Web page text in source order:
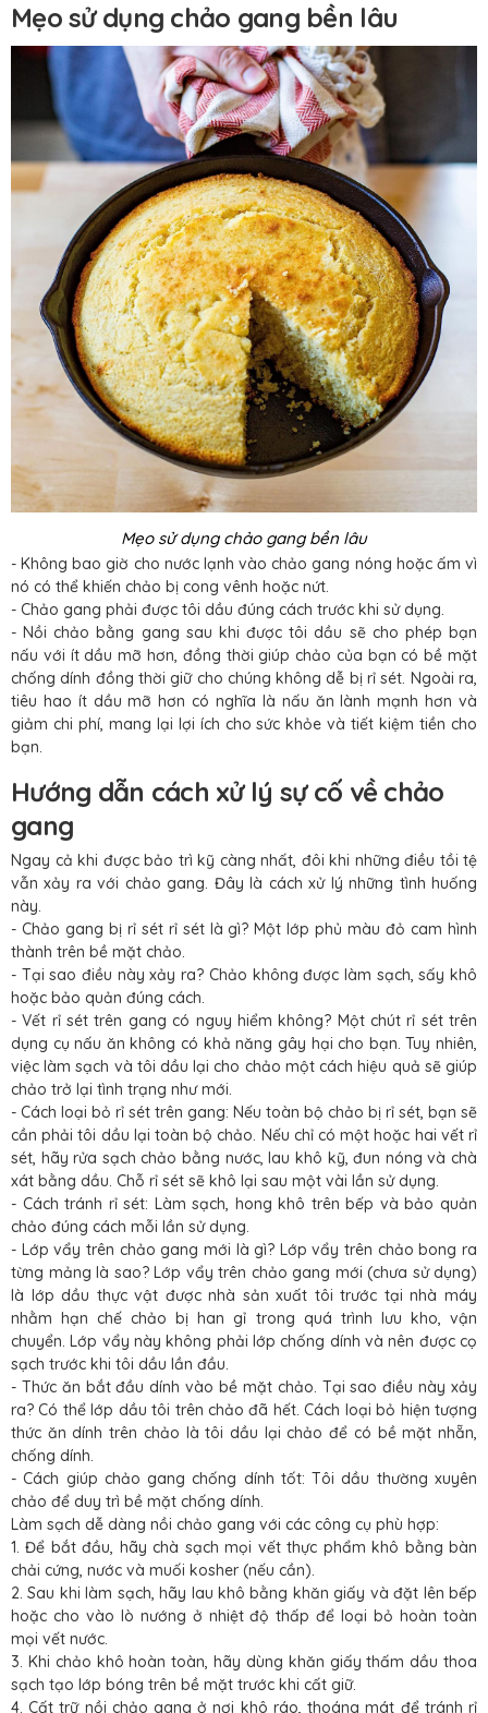
Mẹo sử dụng chảo gang bền lâu
Mẹo sử dụng chảo gang bền lâu
- Không bao giờ cho nước lạnh vào chảo gang nóng hoặc ấm vì
nó có thể khiến chảo bị cong vênh hoặc nứt.
- Chảo gang phải được tôi dầu đúng cách trước khi sử dụng.
- Nồi chảo bằng gang sau khi được tôi dầu sẽ cho phép bạn
nấu với ít dầu mỡ hơn, đồng thời giúp chảo của bạn có bề mặt
chống dính đồng thời giữ cho chúng không dễ bị rỉ sét. Ngoài ra,
tiêu hao ít dầu mỡ hơn có nghĩa là nấu ăn lành mạnh hơn và
giảm chi phí, mang lại lợi ích cho sức khỏe và tiết kiệm tiền cho
bạn.
Hướng dẫn cách xử lý sự cố về chảo
gang
Ngay cả khi được bảo trì kỹ càng nhất, đôi khi những điều tồi tệ
vẫn xảy ra với chảo gang. Đây là cách xử lý những tình huống
này.
- Chảo gang bị rỉ sét rỉ sét là gì? Một lớp phủ màu đỏ cam hình
thành trên bề mặt chảo.
- Tại sao điều này xảy ra? Chảo không được làm sạch, sấy khô
hoặc bảo quản đúng cách.
- Vết rỉ sét trên gang có nguy hiểm không? Một chút rỉ sét trên
dụng cụ nấu ăn không có khả năng gây hại cho bạn. Tuy nhiên,
việc làm sạch và tôi dầu lại cho chảo một cách hiệu quả sẽ giúp
chảo trở lại tình trạng như mới.
- Cách loại bỏ rỉ sét trên gang: Nếu toàn bộ chảo bị rỉ sét, bạn sẽ
cần phải tôi dầu lại toàn bộ chảo. Nếu chỉ có một hoặc hai vết rỉ
sét, hãy rửa sạch chảo bằng nước, lau khô kỹ, đun nóng và chà
xát bằng dầu. Chỗ rỉ sét sẽ khô lại sau một vài lần sử dụng.
- Cách tránh rỉ sét: Làm sạch, hong khô trên bếp và bảo quản
chảo đúng cách mỗi lần sử dụng.
- Lớp vẩy trên chảo gang mới là gì? Lớp vẩy trên chảo bong ra
từng mảng là sao? Lớp vẩy trên chảo gang mới (chưa sử dụng)
là lớp dầu thực vật được nhà sản xuất tôi trước tại nhà máy
nhằm hạn chế chảo bị han gỉ trong quá trình lưu kho, vận
chuyển. Lớp vẩy này không phải lớp chống dính và nên được cọ
sạch trước khi tôi dầu lần đầu.
- Thức ăn bắt đầu dính vào bề mặt chảo. Tại sao điều này xảy
ra? Có thể lớp dầu tôi trên chảo đã hết. Cách loại bỏ hiện tượng
thức ăn dính trên chảo là tôi dầu lại chảo để có bề mặt nhẵn,
chống dính.
- Cách giúp chảo gang chống dính tốt: Tôi dầu thường xuyên
chảo để duy trì bề mặt chống dính.
Làm sạch dễ dàng nồi chảo gang với các công cụ phù hợp:
1. Để bắt đầu, hãy chà sạch mọi vết thực phẩm khô bằng bàn
chải cứng, nước và muối kosher (nếu cần).
2. Sau khi làm sạch, hãy lau khô bằng khăn giấy và đặt lên bếp
hoặc cho vào lò nướng ở nhiệt độ thấp để loại bỏ hoàn toàn
mọi vết nước.
3. Khi chảo khô hoàn toàn, hãy dùng khăn giấy thấm dầu thoa
sạch tạo lớp bóng trên bề mặt trước khi cất giữ.
4. Cất trữ nồi chảo gang ở nơi khô ráo, thoáng mát để tránh rỉ